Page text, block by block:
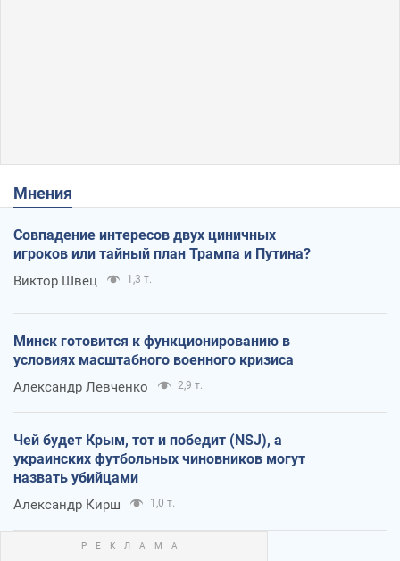
Мнения
Совпадение интересов двух циничных
игроков или тайный план Трампа и Путина?
Виктор Швец 1,3 т.
Минск готовится к функционированию в
условиях масштабного военного кризиса
Александр Левченко 2,9 т.
Чей будет Крым, тот и победит (NSJ), а
украинских футбольных чиновников могут
назвать убийцами
Александр Кирш 1,0 т.